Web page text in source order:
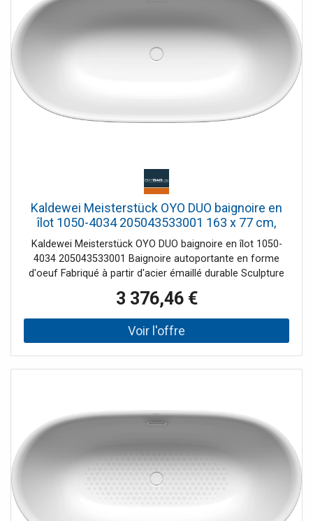
Kaldewei Meisterstück OYO DUO baignoire en
îlot 1050-4034 205043533001 163 x 77 cm,
avec trop-plein, avec effet perlant , blanc alpin
Kaldewei Meisterstück OYO DUO baignoire en îlot 1050-
4034 205043533001 Baignoire autoportante en forme
d'oeuf Fabriqué à partir d'acier émaillé durable Sculpture
au design gracieux - semble presque flotter dans l'espace
Deux inclinaisons de dos identiques Avec bonde centrale à
ouverture par poussée, avec couvercle de bonde en émail
Avec débordement de conception Avec effet perlant -
3 376,46 €